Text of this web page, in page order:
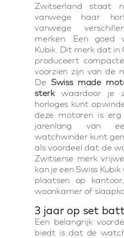
Zwitserland staat
vanwege haar
vanwege
merken. Een goed
Kubik. Dit merk dat in
produceert
voorzien zijn van de
De Swiss made
sterkwaardoor je
horloges kunt
deze motoren is
jarenlang van
watchwinder kunt
als voordeel dat de
Zwitserse merk
kan je een Swiss
plaatsen op
woonkamer of
3 jaar op set
Een belangrijk
biedt is dat de